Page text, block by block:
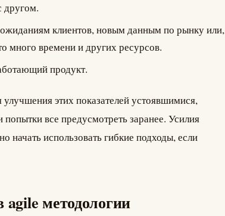
другом.
клиентов, новым данным по рынку или,
много времени и других ресурсов.
продукт.
этих показателей устоявшимися,
все предусмотреть заранее. Усилия
начать использовать гибкие подходы, если
методологии